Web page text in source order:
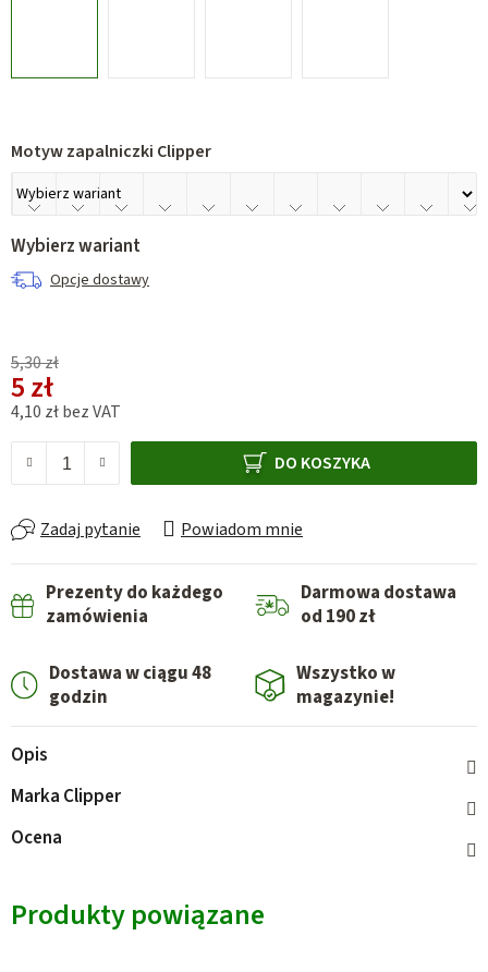
Motyw zapalniczki Clipper
Wybierz wariant
Opcje dostawy
5,30 zł
5 zł
4,10 zł bez VAT
DO KOSZYKA
Zadaj pytanie Powiadom mnie
Prezenty do każdego
zamówienia
Darmowa dostawa
od 190 zł
Dostawa w ciągu 48
godzin
Wszystko w
magazynie!
Opis
Marka Clipper
Ocena
Produkty powiązane